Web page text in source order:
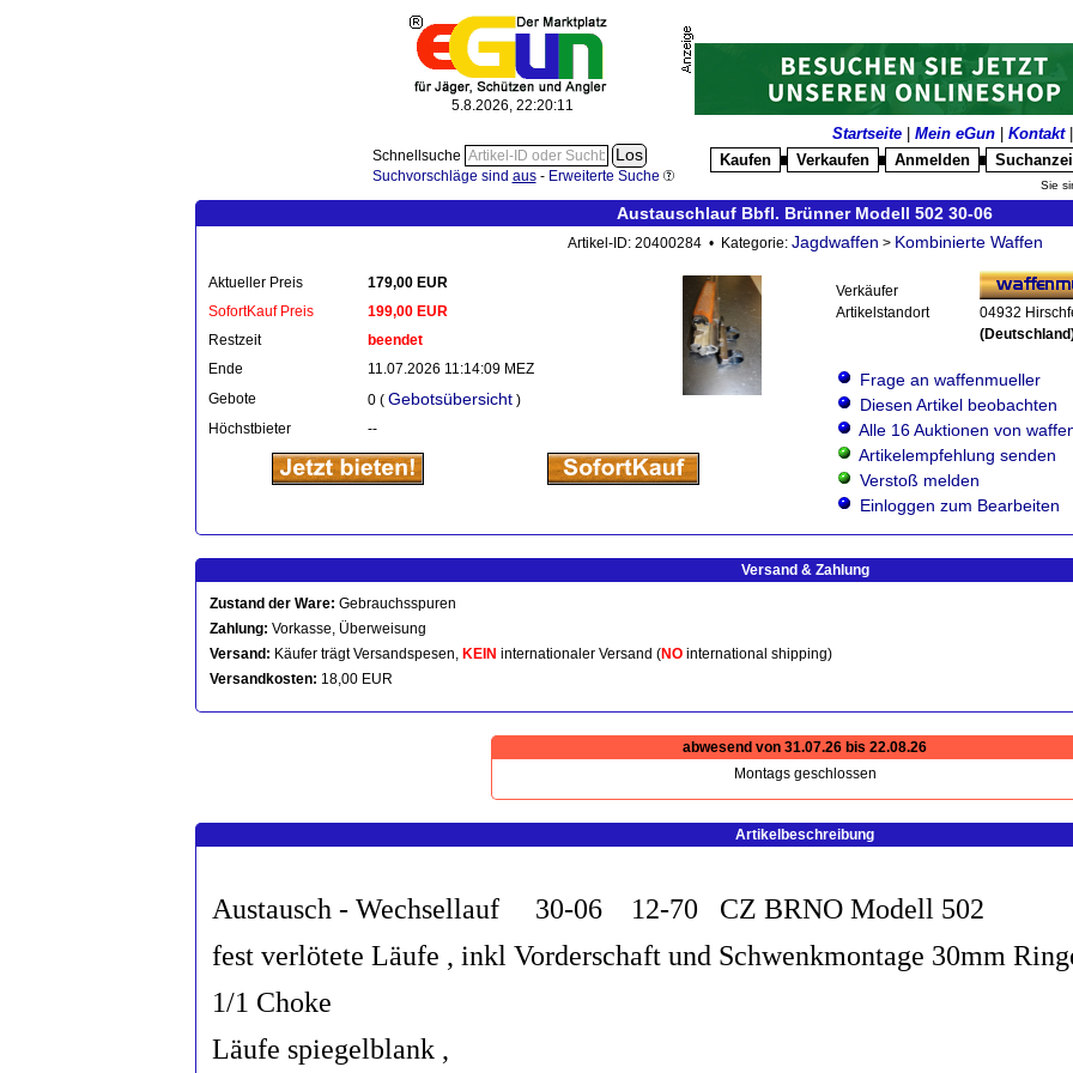
5.8.2026, 22:20:11
Schnellsuche
Suchvorschläge sind aus- Erweiterte Suche
Startseite Mein eGun Kontakt
Kaufen
Verkaufen Anmelden
Sie
Austauschlauf Bbfl. Brünner Modell 502 30-06
Artikel-ID: 20400284 • Kategorie: Jagdwaffen > Kombinierte Waffen
Aktueller Preis
179,00 EUR
SofortKauf Preis
199,00 EUR
Restzeit
beendet
Ende
11.07.2026 11:14:09 MEZ
Gebote
0 ( Gebotsübersicht )
Höchstbieter
--
Verkäufer
Artikelstandort
04932
Frage an waffenmueller
Diesen Artikel beobachten
Alle 16 Auktionen von
Artikelempfehlung senden
Verstoß melden
Einloggen zum Bearbeiten
Versand & Zahlung
Zustand der Ware: Gebrauchsspuren
Zahlung: Vorkasse, Überweisung
Versand: Käufer trägt Versandspesen, KEIN internationaler Versand (NO international shipping)
Versandkosten: 18,00 EUR
abwesend von 31.07.26 bis 22.08.26
Montags geschlossen
Artikelbeschreibung
Austausch - Wechsellauf 30-06 12-70 CZ BRNO Modell 502
fest verlötete Läufe , inkl Vorderschaft und Schwenkmontage 30mm
1/1 Choke
Läufe spiegelblank ,